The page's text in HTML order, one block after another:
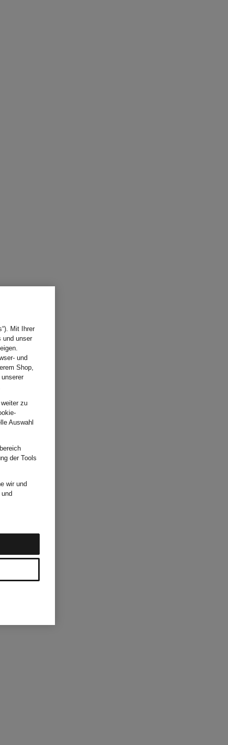
Mit Ihrer
und unser
und
Shop,
zu
Auswahl
der Tools
wir und
und